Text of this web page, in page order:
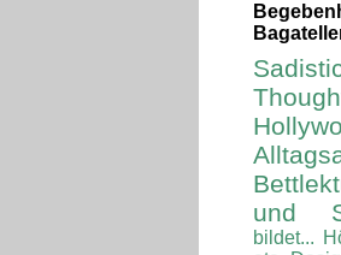
und
bildet...